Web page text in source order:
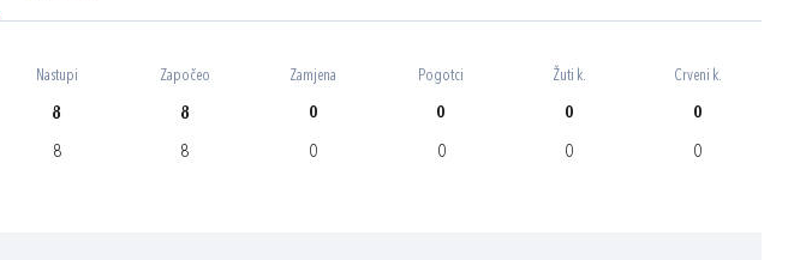
Nastupi Započeo Zamjena Pogotci Žuti k. Crveni k.
8 8 0 0 0 0
8 8 0 0 0 0